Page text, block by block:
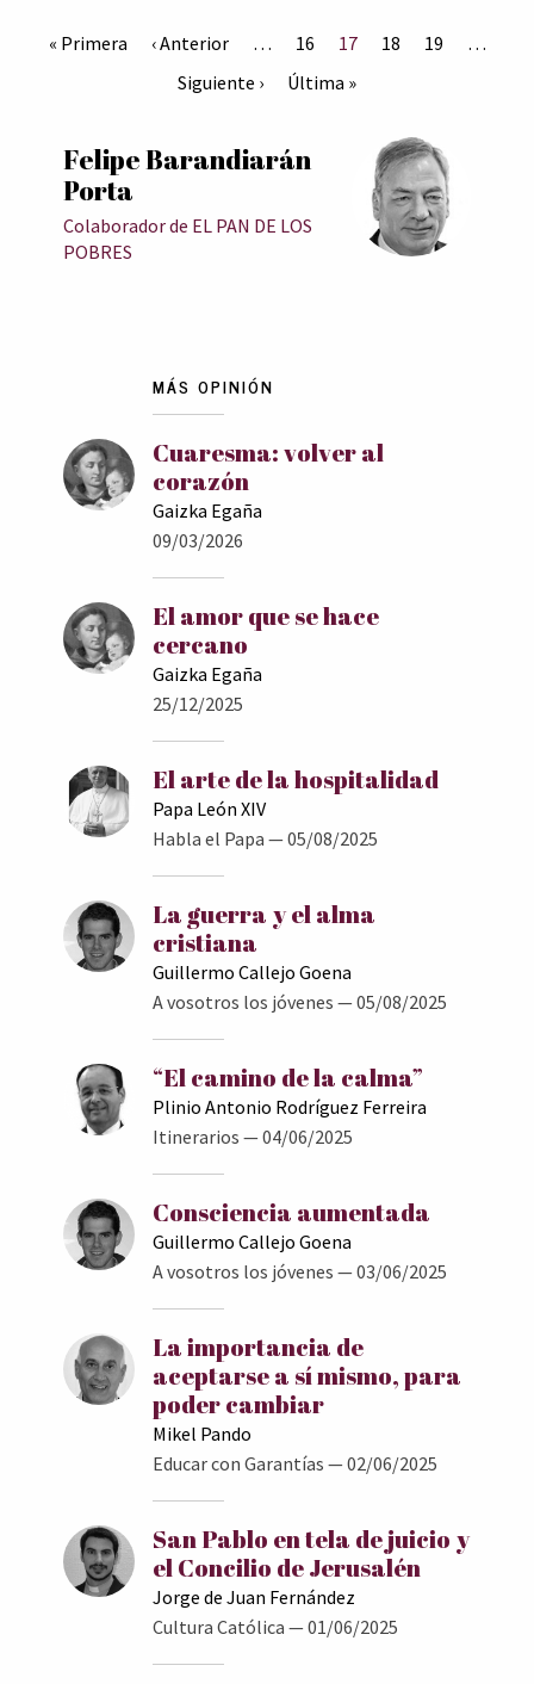
« Primera ‹ Anterior … 16 17 18 19
…
Siguiente ›
Última »
Felipe Barandiarán
Porta
Colaborador de EL PAN DE LOS
POBRES
MÁS OPINIÓN
Cuaresma: volver al
corazón
Gaizka Egaña
09/03/2026
El amor que se hace
cercano
Gaizka Egaña
25/12/2025
El arte de la hospitalidad
Papa León XIV
Habla el Papa — 05/08/2025
La guerra y el alma
cristiana
Guillermo Callejo Goena
A vosotros los jóvenes — 05/08/2025
“El camino de la calma”
Plinio Antonio Rodríguez Ferreira
Itinerarios — 04/06/2025
Consciencia aumentada
Guillermo Callejo Goena
A vosotros los jóvenes — 03/06/2025
La importancia de
aceptarse a sí mismo, para
poder cambiar
Mikel Pando
Educar con Garantías — 02/06/2025
San Pablo en tela de juicio y
el Concilio de Jerusalén
Jorge de Juan Fernández
Cultura Católica — 01/06/2025